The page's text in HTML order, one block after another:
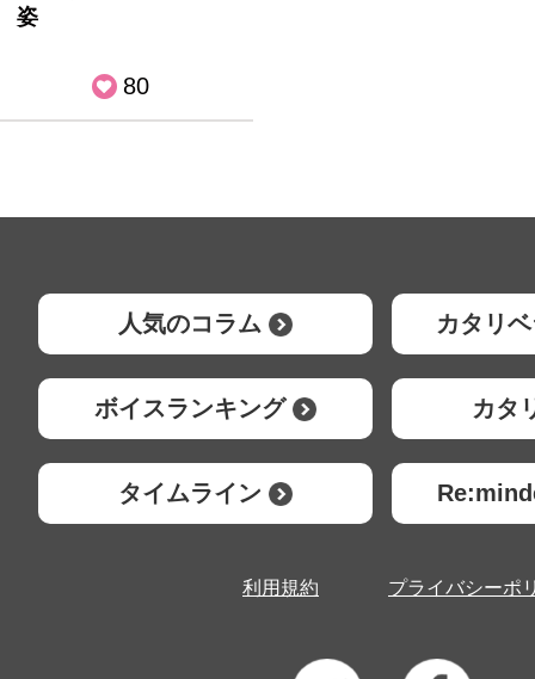
姿
80
人気のコラム カタリ
ボイスランキング カタ
タイムライン
利用規約 プライバシーポ